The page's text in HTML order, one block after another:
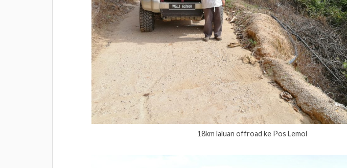
18km laluan offroad ke Pos Lemoi